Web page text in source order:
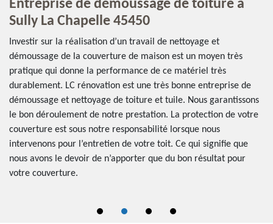
Entreprise de démoussage de toiture à
Sully La Chapelle 45450
Investir sur la réalisation d’un travail de nettoyage et
démoussage de la couverture de maison est un moyen très
pratique qui donne la performance de ce matériel très
durablement. LC rénovation est une très bonne entreprise de
démoussage et nettoyage de toiture et tuile. Nous garantissons
le bon déroulement de notre prestation. La protection de votre
couverture est sous notre responsabilité lorsque nous
intervenons pour l’entretien de votre toit. Ce qui signifie que
nous avons le devoir de n’apporter que du bon résultat pour
votre couverture.